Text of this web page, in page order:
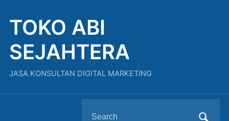
TOKO ABI
SEJAHTERA
JASA KONSULTAN DIGITAL MARKETING